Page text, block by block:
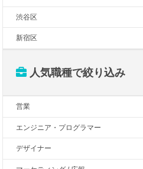
渋谷区
新宿区
人気職種で絞り込み
営業
エンジニア・プログラマー
デザイナー